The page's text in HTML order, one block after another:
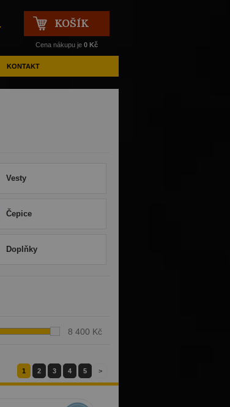
KONTAKT
KOŠÍK
Cena nákupu je 0 Kč
Vesty
Čepice
Doplňky
8 400 Kč
1 2 3 4 5 >